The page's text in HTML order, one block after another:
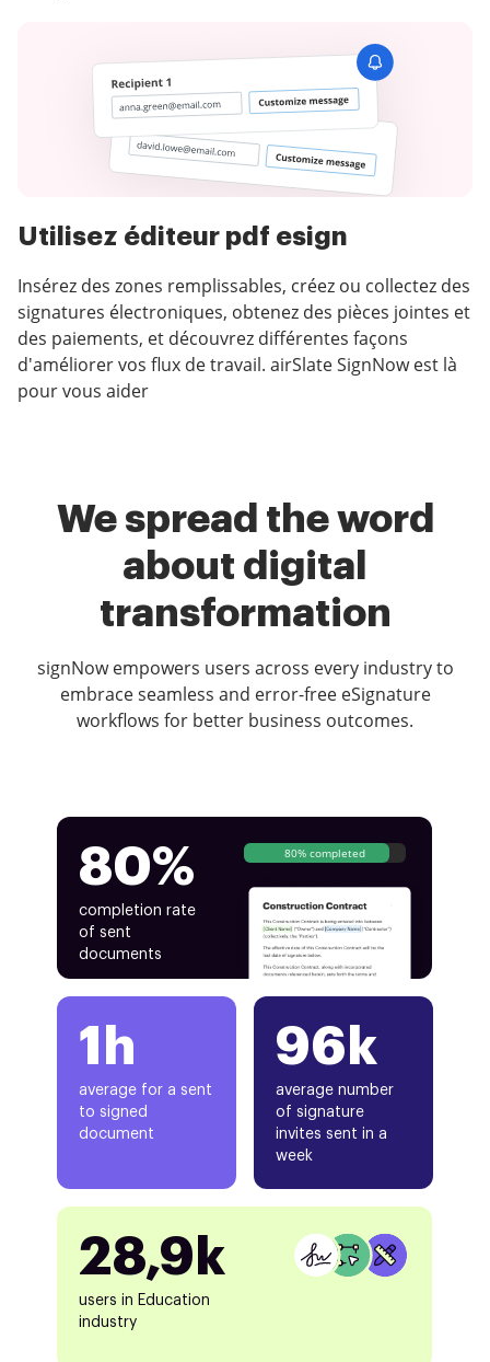
Utilisez éditeur pdf esign
Insérez des zones remplissables, créez ou collectez des
signatures électroniques, obtenez des pièces jointes et
des paiements, et découvrez différentes façons
d'améliorer vos flux de travail. airSlate SignNow est là
pour vous aider
We spread the word
about digital
transformation
signNow empowers users across every industry to
embrace seamless and error-free eSignature
workflows for better business outcomes.
80%
completion rate
of sent
documents
80% completed
1h
average for a sent
to signed
document
96k
average number
of signature
invites sent in a
week
28,9k
users in Education
industry